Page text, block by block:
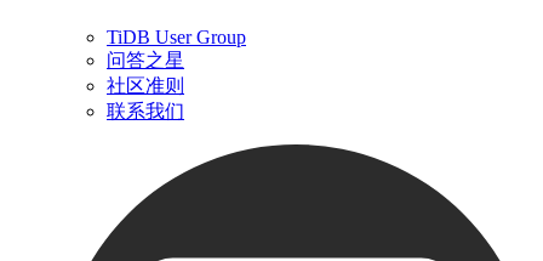
TiDB User Group
问答之星
社区准则
联系我们